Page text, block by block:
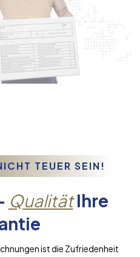
TEUER SEIN!
QualitätIhre
ist die Zufriedenheit